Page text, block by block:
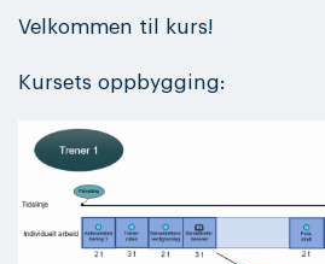
Velkommen til kurs!
Kursets oppbygging: